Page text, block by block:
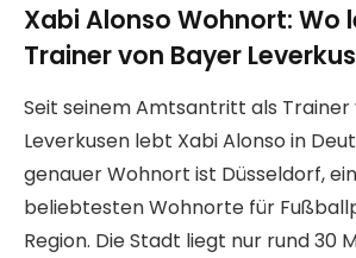
Xabi Alonso Wohnort: Wo
Trainer von Bayer
Seit seinem Amtsantritt als Trainer
Leverkusen lebt Xabi Alonso in
genauer Wohnort ist Düsseldorf,
beliebtesten Wohnorte für
Region. Die Stadt liegt nur rund 30